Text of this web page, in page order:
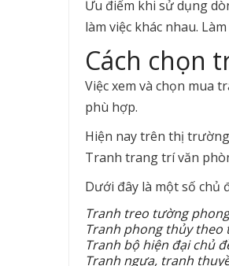
Ưu điểm khi sử dụng
làm việc khác nhau.
Cách chọn
Việc xem và chọn mua
phù hợp.
Hiện nay trên thị
Tranh trang trí văn
Dưới đây là một số chủ
Tranh treo tường
Tranh phong thủy theo
Tranh bộ hiện đại chủ
Tranh ngựa, tranh